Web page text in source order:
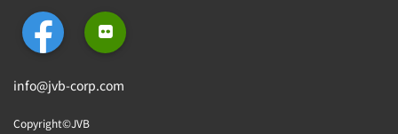
info@jvb-corp.com
Copyright©JVB